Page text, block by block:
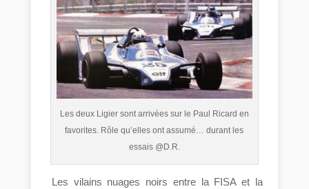
Les deux Ligier sont arrivées sur le Paul Ricard en
favorites. Rôle qu’elles ont assumé… durant les
essais @D.R.
Les vilains nuages noirs entre la FISA et la